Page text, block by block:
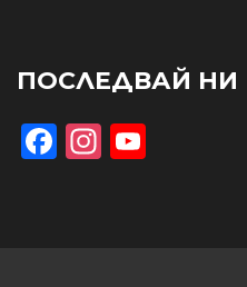
ПОСЛЕДВАЙ НИ
Facebook
Instagram